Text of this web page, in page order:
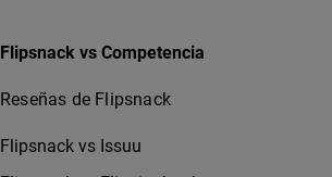
Flipsnack vs Competencia
Reseñas de Flipsnack
Flipsnack vs Issuu